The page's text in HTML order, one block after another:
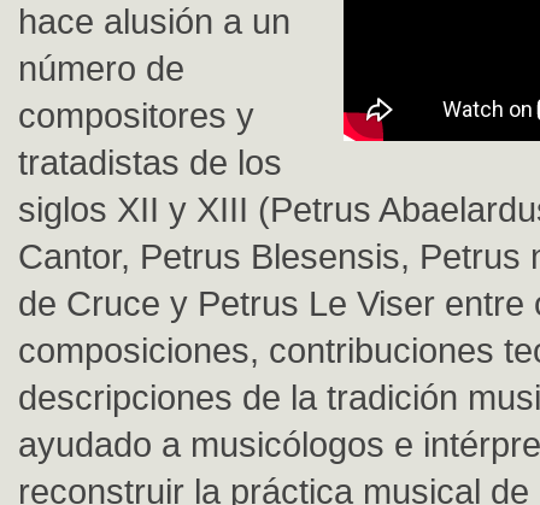
hace alusión a un
número de
compositores y
tratadistas de los
siglos XII y XIII (Petrus
Cantor, Petrus Blesensis, Petrus
de Cruce y Petrus Le Viser entre
composiciones, contribuciones
descripciones de la tradición
ayudado a musicólogos e
reconstruir la práctica musical